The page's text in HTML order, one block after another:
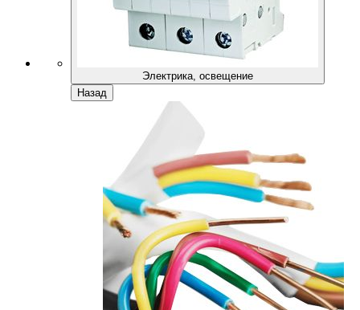
Электрика, освещение
Назад